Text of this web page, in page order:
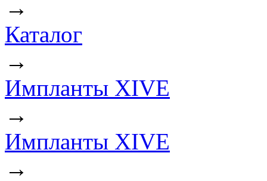
→
Каталог
→
Импланты XIVE
→
Импланты XIVE
→